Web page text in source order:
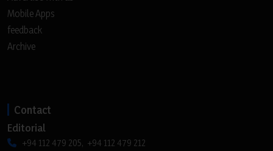
Mobile Apps
feedback
Archive
Contact
Editorial
+94 112 479 205, +94 112 479 212